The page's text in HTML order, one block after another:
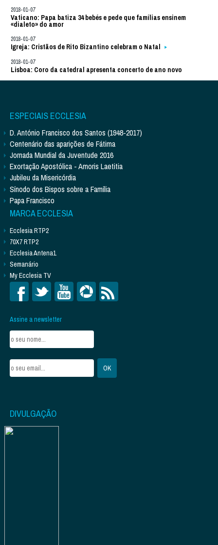
2018-01-07
Vaticano: Papa batiza 34 bebés e pede que famílias ensinem
«dialeto» do amor
2018-01-07
Igreja: Cristãos de Rito Bizantino celebram o Natal
2018-01-07
Lisboa: Coro da catedral apresenta concerto de ano novo
ESPECIAIS ECCLESIA
D. António Francisco dos Santos (1948-2017)
Centenário das aparições de Fátima
Jornada Mundial da Juventude 2016
Exortação Apostólica - Amoris Laetitia
Jubileu da Misericórdia
Sínodo dos Bispos sobre a Família
Papa Francisco
MARCA ECCLESIA
Ecclesia RTP2
70X7 RTP2
Ecclesia Antena1
Semanário
My Ecclesia TV
Assine a newsletter
DIVULGAÇÃO